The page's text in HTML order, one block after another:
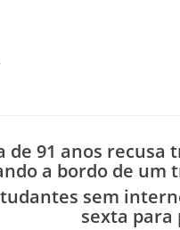
de 91 anos recusa
a bordo de um
sem
sexta para